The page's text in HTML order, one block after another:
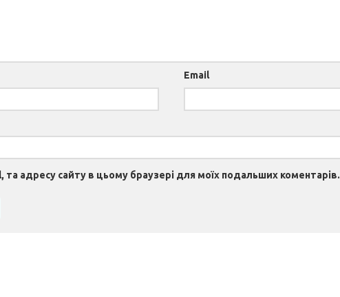
Email
та адресу сайту в цьому браузері для моїх подальших коментарів.